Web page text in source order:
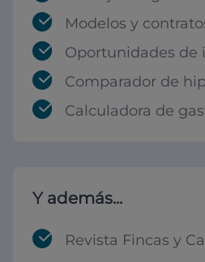
Modelos y
Oportunidades de
Comparador de
Calculadora de
Y además...
Revista Fincas y